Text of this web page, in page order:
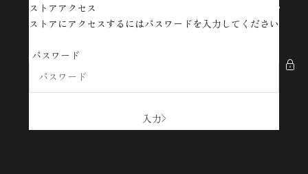
コンテンツへスキップ
SOWAN【公式】| オンラインショップ
ストアアクセス
ストアにアクセスするにはパスワードを入力してください
パスワード
入力